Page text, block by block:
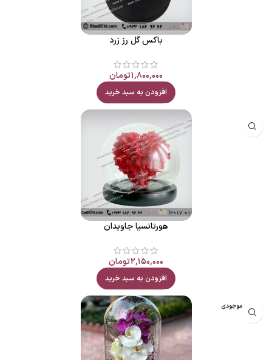
باکس گل رز زرد
۱,۸۰۰,۰۰۰تومان
افزودن به سبد خرید
هورتانسیا جاویدان
۲,۱۵۰,۰۰۰تومان
افزودن به سبد خرید
اتمام موجودی